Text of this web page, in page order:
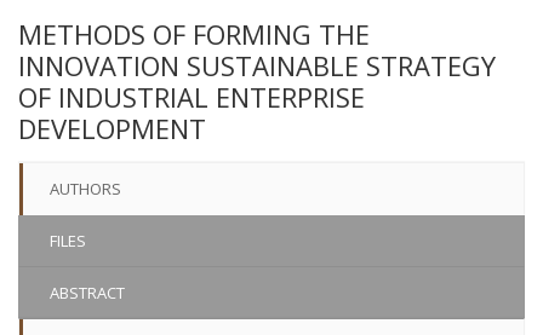
METHODS OF FORMING THE
INNOVATION SUSTAINABLE STRATEGY
OF INDUSTRIAL ENTERPRISE
DEVELOPMENT
AUTHORS
FILES
ABSTRACT